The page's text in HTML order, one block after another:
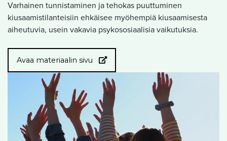
Varhainen tunnistaminen ja tehokas puuttuminen
kiusaamistilanteisiin ehkäisee myöhempiä kiusaamisesta
aiheutuvia, usein vakavia psykososiaalisia vaikutuksia.
Avaa materiaalin sivu